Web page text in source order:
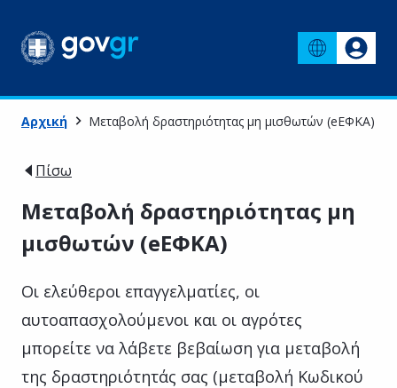
Αρχική Μεταβολή δραστηριότητας μη μισθωτών (eΕΦΚΑ)
Πίσω
Μεταβολή δραστηριότητας μη
μισθωτών (eΕΦΚΑ)
Οι ελεύθεροι επαγγελματίες, οι
αυτοαπασχολούμενοι και οι αγρότες
μπορείτε να λάβετε βεβαίωση για μεταβολή
της δραστηριότητάς σας (μεταβολή Κωδικού